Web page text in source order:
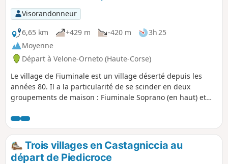
Visorandonneur
6,65 km
+429 m -420 m
3h 25
Moyenne
Départ à Velone-Orneto (Haute-Corse)
Le village de Fiuminale est un village déserté depuis les
années 80. Il a la particularité de se scinder en deux
groupements de maison : Fiuminale Soprano (en haut) et
sentiers. Celui proposé dans cette randonnée, débute au
village de Velone-Orneto, qui est aussi le terminus de la
D330.Trois villages en Castagniccia au
départ de Piedicroce